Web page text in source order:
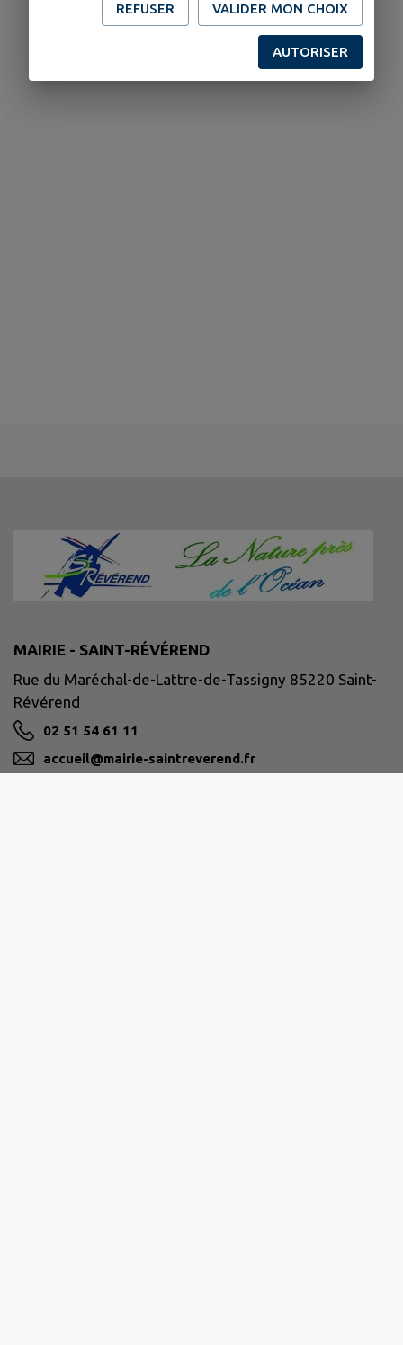
MAIRIE - SAINT-RÉVÉREND
Rue du Maréchal-de-Lattre-de-Tassigny 85220 Saint-
Révérend
02 51 54 61 11
accueil@mairie-saintreverend.fr
REFUSER VALIDER MON CHOIX
AUTORISER